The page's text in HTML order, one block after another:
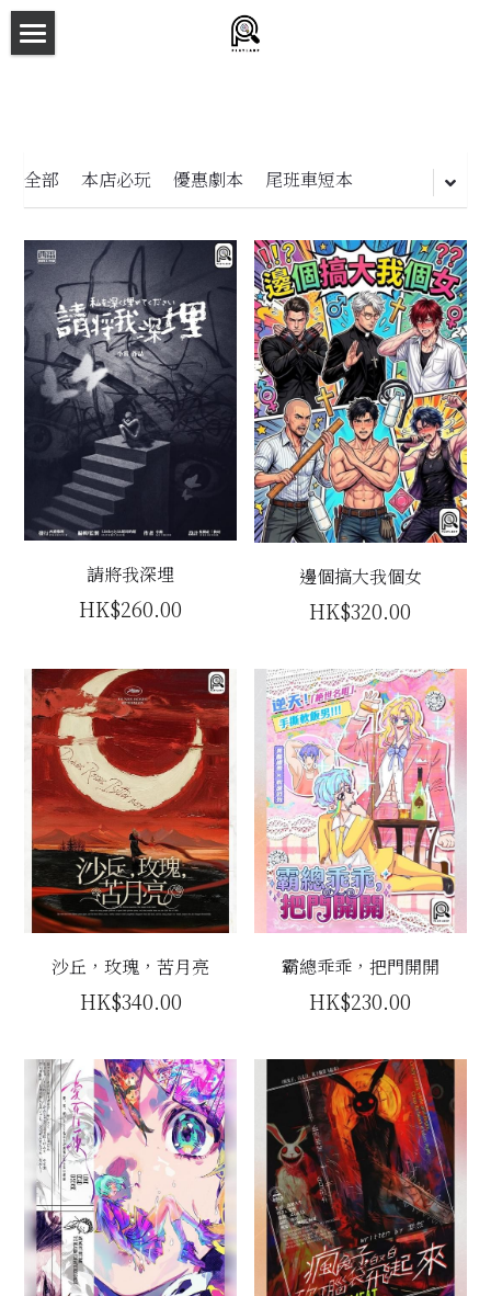
新本預告
劇本相冊
拼團快團群組
劇本殺介紹
新手須知
預約方法
主題房間
會員優惠
主持/劇本招募
到址及團建服務
傳媒報道
聯絡我們
Instagram
全部 本店必玩 優惠劇本 尾班車短本
請將我深埋
HK$260.00
邊個搞大我個女
HK$320.00
沙丘，玫瑰，苦月亮
HK$340.00
霸總乖乖，把門開開
HK$230.00
商品分類